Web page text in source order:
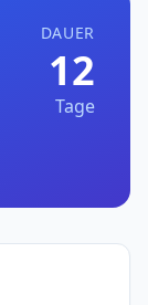
DAUER
12
Tage